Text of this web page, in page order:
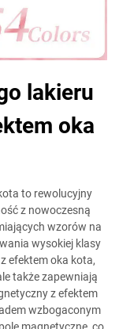
lakieru
oka
to rewolucyjny
z nowoczesną
wzorów na
wysokiej klasy
efektem oka kota,
także zapewniają
z efektem
wzbogaconym